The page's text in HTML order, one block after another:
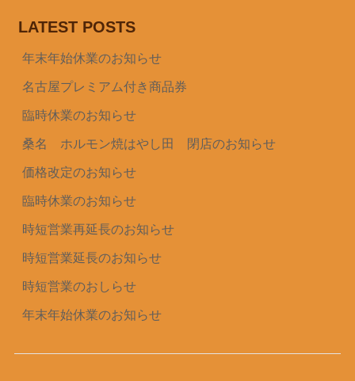
LATEST POSTS
年末年始休業のお知らせ
名古屋プレミアム付き商品券
臨時休業のお知らせ
桑名 ホルモン焼はやし田 閉店のお知らせ
価格改定のお知らせ
臨時休業のお知らせ
時短営業再延長のお知らせ
時短営業延長のお知らせ
時短営業のおしらせ
年末年始休業のお知らせ